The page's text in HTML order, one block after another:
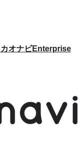
カオナビEnterprise